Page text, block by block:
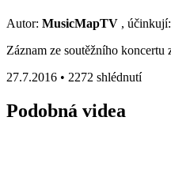
Autor: MusicMapTV , účinkují:
Záznam ze soutěžního
27.7.2016 • 2272 shlédnutí
Podobná videa